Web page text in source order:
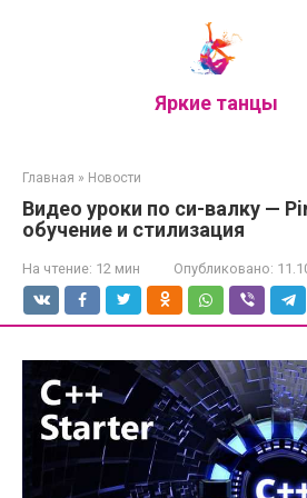
Яркие танцы
Главная » Новости
Видео уроки по си-валку —
обучение и стилизация
На чтение: 12 мин Опубликовано: